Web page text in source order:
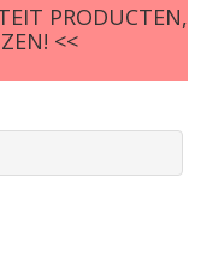
PRODUCTEN,
<<